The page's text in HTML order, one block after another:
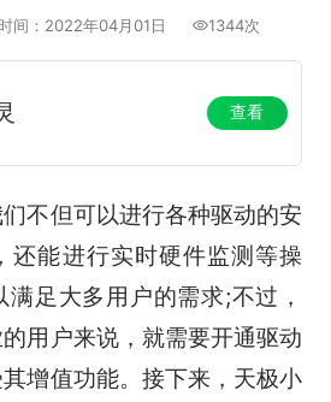
间：2022年04月01日 1344次
查看
不但可以进行各种驱动的安
还能进行实时硬件监测等操
足大多用户的需求;不过，
用户来说，就需要开通驱动
增值功能。接下来，天极小